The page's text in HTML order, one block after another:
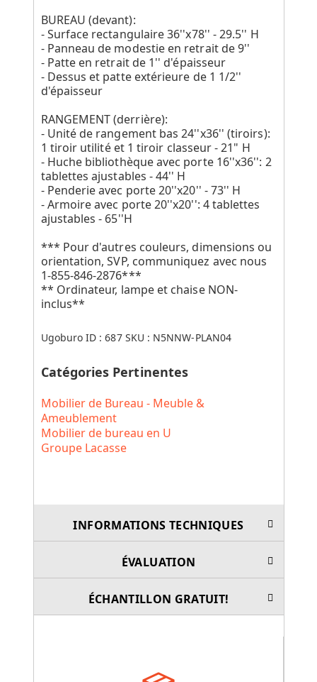
BUREAU (devant):
- Surface rectangulaire 36''x78'' - 29.5'' H
- Panneau de modestie en retrait de 9''
- Patte en retrait de 1'' d'épaisseur
- Dessus et patte extérieure de 1 1/2''
d'épaisseur
RANGEMENT (derrière):
- Unité de rangement bas 24''x36'' (tiroirs):
1 tiroir utilité et 1 tiroir classeur - 21" H
- Huche bibliothèque avec porte 16''x36'': 2
tablettes ajustables - 44'' H
- Penderie avec porte 20''x20'' - 73'' H
- Armoire avec porte 20''x20'': 4 tablettes
ajustables - 65''H
*** Pour d'autres couleurs, dimensions ou
orientation, SVP, communiquez avec nous
1-855-846-2876***
** Ordinateur, lampe et chaise NON-
inclus**
Ugoburo ID :687 SKU : N5NNW-PLAN04
Catégories Pertinentes
Mobilier de Bureau - Meuble &
Ameublement
Mobilier de bureau en U
Groupe Lacasse
INFORMATIONS TECHNIQUES
ÉVALUATION
ÉCHANTILLON GRATUIT!